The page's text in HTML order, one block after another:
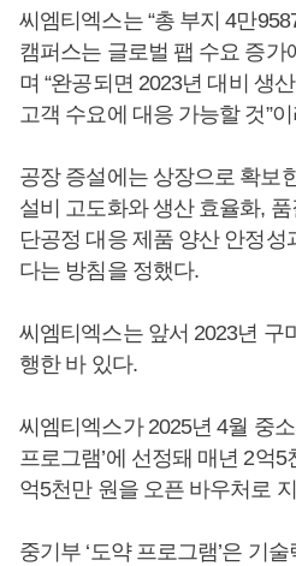
씨엠티엑스는 “총 부지 4만
캠퍼스는 글로벌 팹 수요 증가
며 “완공되면 2023년 대비 생
고객 수요에 대응 가능할 것”
공장 증설에는 상장으로 확보
설비 고도화와 생산 효율화,
단공정 대응 제품 양산 안정성
다는 방침을 정했다.
씨엠티엑스는 앞서 2023년 구
행한 바 있다.
씨엠티엑스가 2025년 4월 중
프로그램’에 선정돼 매년 2억
억5천만 원을 오픈 바우처로
중기부 ‘도약 프로그램’은 기